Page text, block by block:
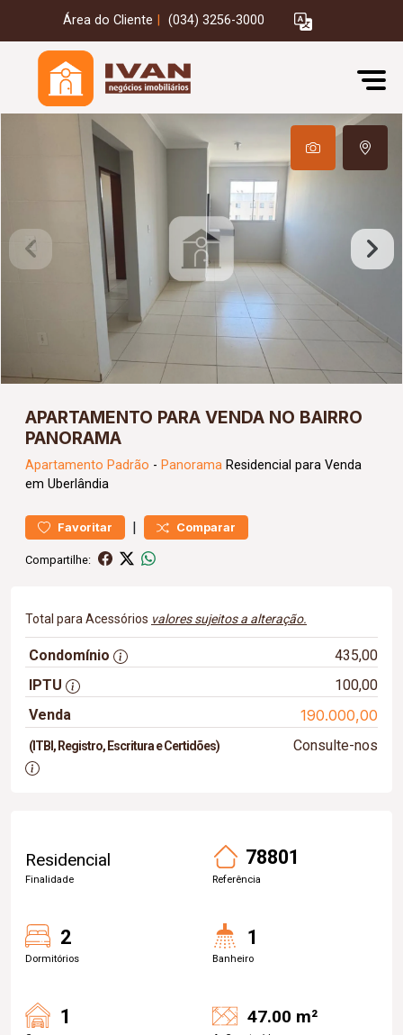
Área do Cliente (034) 3256-3000
APARTAMENTO PARA VENDA NO BAIRRO
PANORAMA
Apartamento Padrão - Panorama Residencial para Venda
em Uberlândia
Favoritar | Comparar
Compartilhe:
Total para Acessórios valores sujeitos a alteração.
Condomínio
435,00
IPTU
100,00
Venda
190.000,00
(ITBI, Registro, Escritura e Certidões) Consulte-nos
Residencial
Finalidade
78801
Referência
2
Dormitórios
1
Banheiro
1 47.00 m²